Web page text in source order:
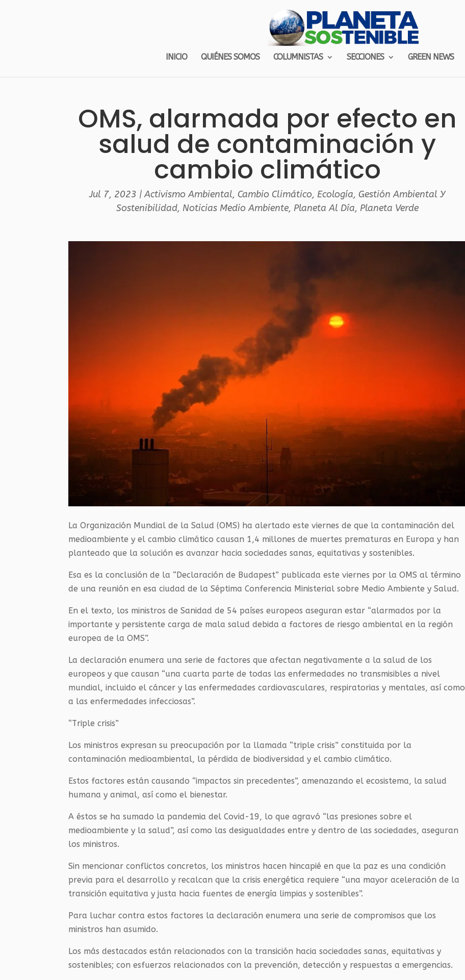
INICIO QUIÉNES SOMOS COLUMNISTAS SECCIONES GREEN NEWS
OMS, alarmada por efecto en
salud de contaminación y
cambio climático
Jul 7, 2023 |Activismo Ambiental, Cambio Climático,Ecología, Gestión Ambiental Y
Sostenibilidad, Noticias Medio Ambiente, Planeta Al Día, Planeta Verde
La Organización Mundial de la Salud (OMS) ha alertado este viernes de que la contaminación del
medioambiente y el cambio climático causan 1,4 millones de muertes prematuras en Europa y han
planteado que la solución es avanzar hacia sociedades sanas, equitativas y sostenibles.
Esa es la conclusión de la “Declaración de Budapest” publicada este viernes por la OMS al término
de una reunión en esa ciudad de la Séptima Conferencia Ministerial sobre Medio Ambiente y Salud.
En el texto, los ministros de Sanidad de 54 países europeos aseguran estar “alarmados por la
importante y persistente carga de mala salud debida a factores de riesgo ambiental en la región
europea de la OMS”.
La declaración enumera una serie de factores que afectan negativamente a la salud de los
europeos y que causan “una cuarta parte de todas las enfermedades no transmisibles a nivel
mundial, incluido el cáncer y las enfermedades cardiovasculares, respiratorias y mentales, así como
a las enfermedades infecciosas”.
“Triple crisis”
Los ministros expresan su preocupación por la llamada “triple crisis” constituida por la
contaminación medioambiental, la pérdida de biodiversidad y el cambio climático.
Estos factores están causando “impactos sin precedentes”, amenazando el ecosistema, la salud
humana y animal, así como el bienestar.
A éstos se ha sumado la pandemia del Covid-19, lo que agravó “las presiones sobre el
medioambiente y la salud”, así como las desigualdades entre y dentro de las sociedades, aseguran
los ministros.
Sin mencionar conflictos concretos, los ministros hacen hincapié en que la paz es una condición
previa para el desarrollo y recalcan que la crisis energética requiere “una mayor aceleración de la
transición equitativa y justa hacia fuentes de energía limpias y sostenibles”.
Para luchar contra estos factores la declaración enumera una serie de compromisos que los
ministros han asumido.
Los más destacados están relacionados con la transición hacia sociedades sanas, equitativas y
sostenibles; con esfuerzos relacionados con la prevención, detección y respuestas a emergencias.